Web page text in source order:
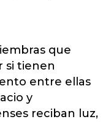
que
si tienen
entre ellas
y
reciban luz,